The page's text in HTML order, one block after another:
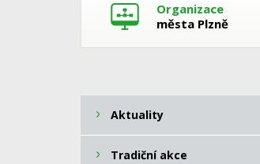
Organizace
města Plzně
Aktuality
Tradiční akce